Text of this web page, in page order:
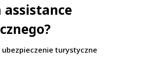
assistance
turystyczne